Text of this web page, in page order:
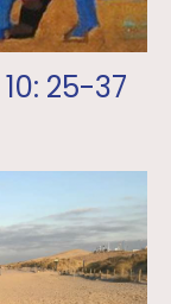
25-37